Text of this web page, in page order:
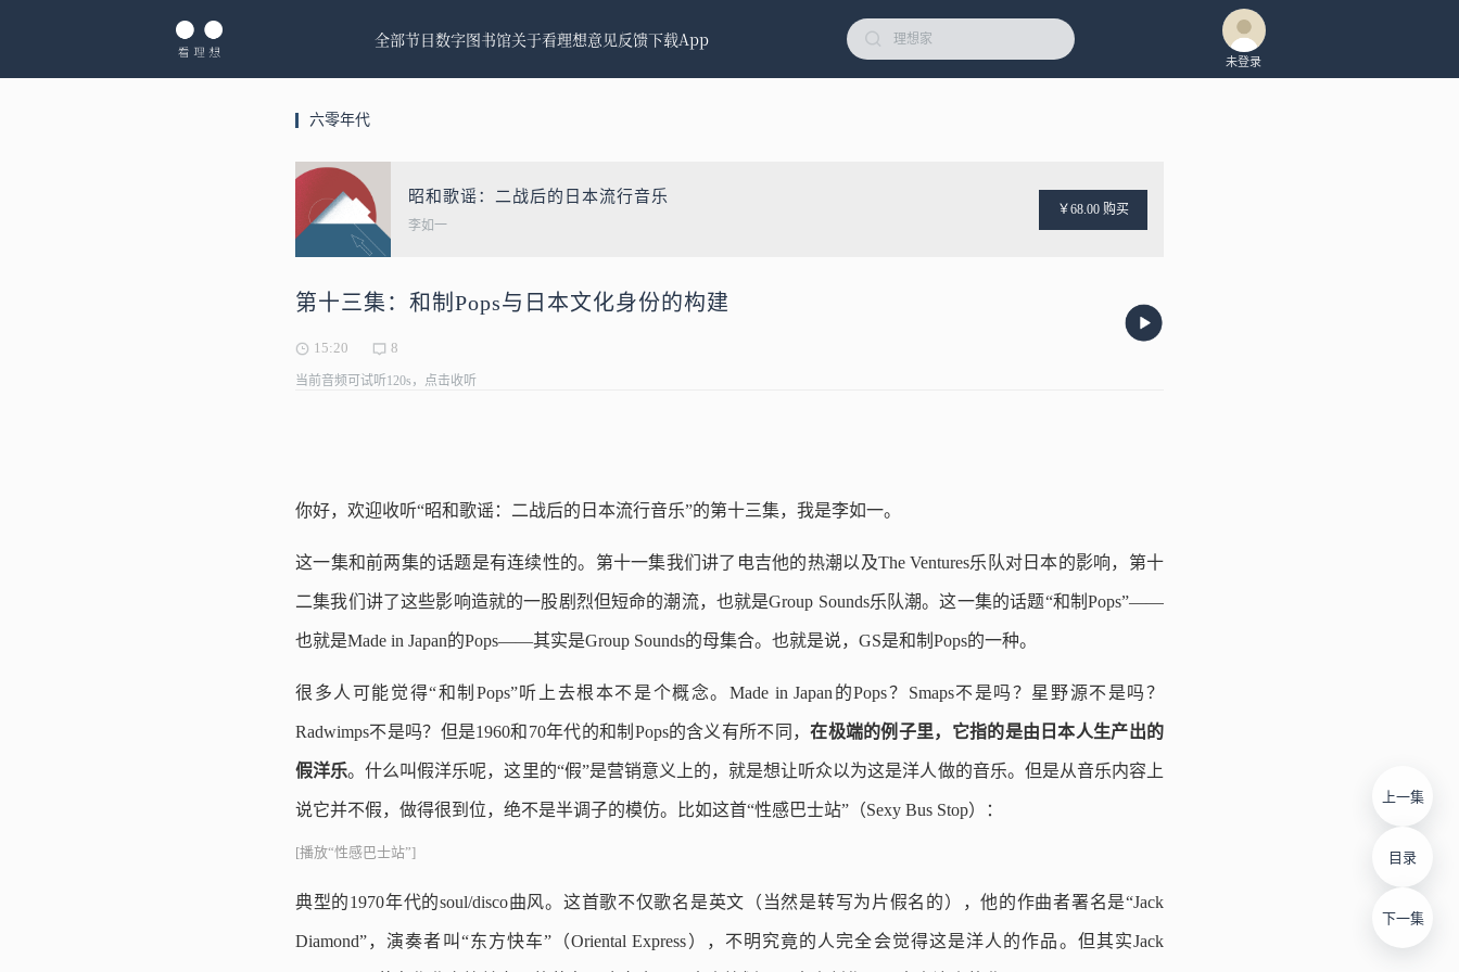
全部节目数字图书馆关于看理想意见反馈下载App
未登录
六零年代
昭和歌谣：二战后的日本流行音乐
李如一
￥68.00 购买
第十三集：和制Pops与日本文化身份的构建
15:20 8
当前音频可试听120s，点击收听
上一集
目录
下一集
你好，欢迎收听“昭和歌谣：二战后的日本流行音乐”的第十三集，我是李如一。
这一集和前两集的话题是有连续性的。第十一集我们讲了电吉他的热潮以及The Ventures乐队对日本的影响，第十
二集我们讲了这些影响造就的一股剧烈但短命的潮流，也就是Group Sounds乐队潮。这一集的话题“和制Pops”——
也就是Made in Japan的Pops——其实是Group Sounds的母集合。也就是说，GS是和制Pops的一种。
很多人可能觉得“和制Pops”听上去根本不是个概念。Made in Japan的Pops？Smaps不是吗？星野源不是吗？
Radwimps不是吗？但是1960和70年代的和制Pops的含义有所不同，在极端的例子里，它指的是由日本人生产出的
假洋乐。什么叫假洋乐呢，这里的“假”是营销意义上的，就是想让听众以为这是洋人做的音乐。但是从音乐内容上
说它并不假，做得很到位，绝不是半调子的模仿。比如这首“性感巴士站”（Sexy Bus Stop）：
[播放“性感巴士站”]
典型的1970年代的soul/disco曲风。这首歌不仅歌名是英文（当然是转写为片假名的），他的作曲者署名是“Jack
Diamond”，演奏者叫“东方快车”（Oriental Express），不明究竟的人完全会觉得这是洋人的作品。但其实Jack